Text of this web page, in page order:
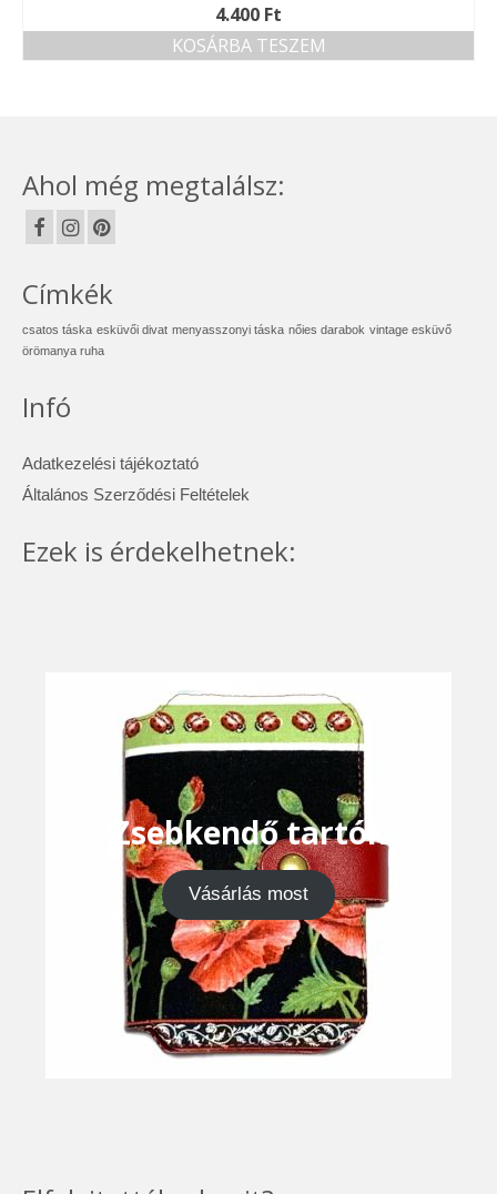
4.400 Ft
KOSÁRBA TESZEM
Ahol még megtalálsz:
Címkék
csatos táska esküvői divat menyasszonyi táska nőies darabok vintage esküvő
örömanya ruha
Infó
Adatkezelési tájékoztató
Általános Szerződési Feltételek
Ezek is érdekelhetnek:
Zsebkendő tartók
Vásárlás most